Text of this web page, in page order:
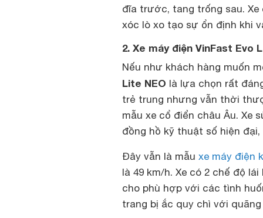
đĩa trước, tang trống sau.
xóc lò xo tạo sự ổn định khi
2. Xe máy điện VinFast Evo
Nếu như khách hàng muốn
Lite NEO là lựa chọn rất
trẻ trung nhưng vẫn thời
mẫu xe cổ điển châu Âu. Xe
đồng hồ kỹ thuật số hiện
Đây vẫn là mẫu xe máy điện
là 49 km/h. Xe có 2 chế độ
cho phù hợp với các tình
trang bị ắc quy chì với